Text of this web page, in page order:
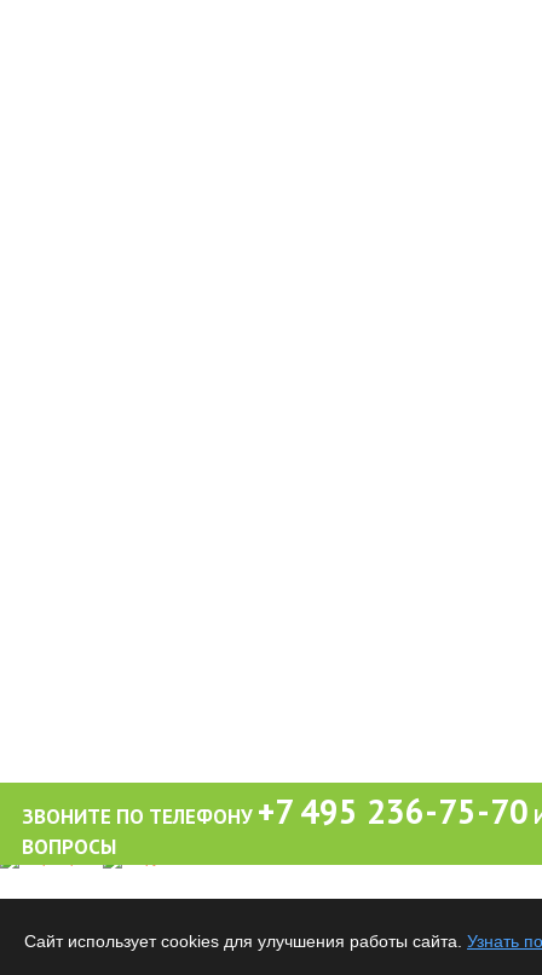
ЗВОНИТЕ ПО ТЕЛЕФОНУ +7 495 236-75-70
ВОПРОСЫ
Все материалы данного сайта являются объектами авторского права. Запрещается
Сайт использует cookies для улучшения работы сайта. Узнать